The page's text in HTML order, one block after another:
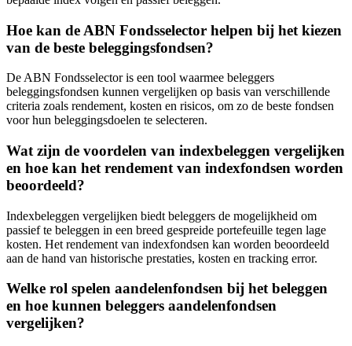
Hoe kan de ABN Fondsselector helpen bij het kiezen
van de beste beleggingsfondsen?
De ABN Fondsselector is een tool waarmee beleggers
beleggingsfondsen kunnen vergelijken op basis van verschillende
criteria zoals rendement, kosten en risicos, om zo de beste fondsen
voor hun beleggingsdoelen te selecteren.
Wat zijn de voordelen van indexbeleggen vergelijken
en hoe kan het rendement van indexfondsen worden
beoordeeld?
Indexbeleggen vergelijken biedt beleggers de mogelijkheid om
passief te beleggen in een breed gespreide portefeuille tegen lage
kosten. Het rendement van indexfondsen kan worden beoordeeld
aan de hand van historische prestaties, kosten en tracking error.
Welke rol spelen aandelenfondsen bij het beleggen
en hoe kunnen beleggers aandelenfondsen
vergelijken?